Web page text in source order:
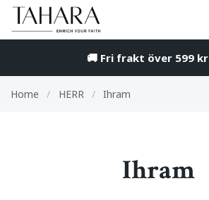
🚚 Fri frakt över 599 kr
Home / HERR / Ihram
Ihram